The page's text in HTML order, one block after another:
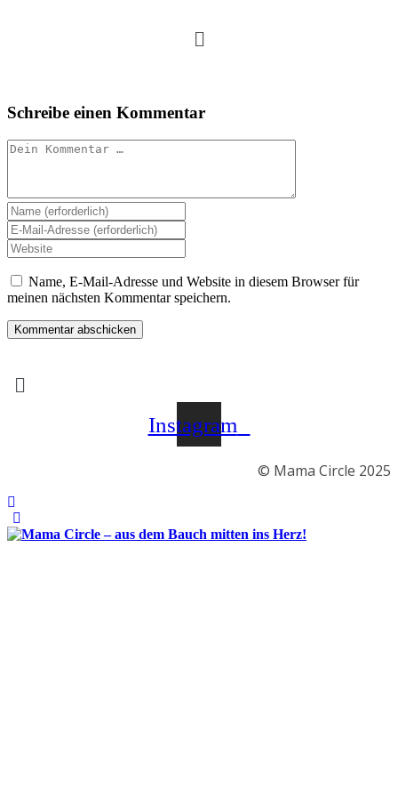
Menü
Schreibe einen Kommentar
Kommentar
Gib
deinen
Namen
oder
Benutzernamen
zum
Kommentieren
ein
Gib
deine
E-
Mail-
Adresse
zum
Kommentieren
ein
Gib
deine
Website-
URL
(optional)
Name, E-Mail-Adresse und Website in diesem Browser für
meinen nächsten Kommentar speichern.
Menü
Instagram
© Mama Circle 2025